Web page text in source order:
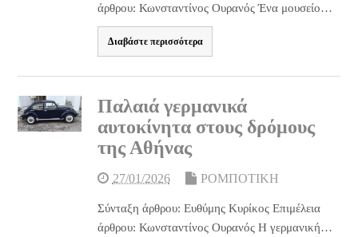
άρθρου: Κωνσταντίνος Ουρανός Ένα μουσείο…
Διαβάστε περισσότερα
Παλαιά γερμανικά
αυτοκίνητα στους δρόμους
της Αθήνας
27/01/2026 ΡΟΜΠΟΤΙΚΗ
Σύνταξη άρθρου: Ευθύμης Κυρίκος Επιμέλεια
άρθρου: Κωνσταντίνος Ουρανός Η γερμανική…